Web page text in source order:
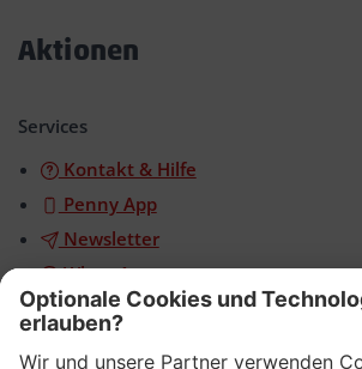
Aktionen
Services
Kontakt & Hilfe
Penny App
Newsletter
WhatsApp
App